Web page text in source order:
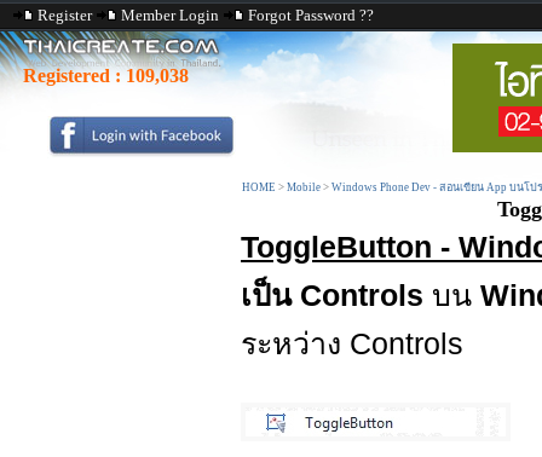
Register Member Login Forgot Password ??
Registered : 109,038
HOME > Mobile > Windows Phone Dev - สอนเขียน App บนโป
ToggleButton -
เป็น Controls บน
ระหว่าง Controls